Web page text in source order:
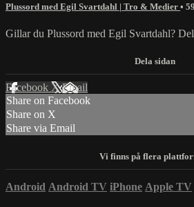
Plussord med Egil Svartdahl | Tro & Medier •
Gillar du Plussord med Egil Svartdahl?
Facebook XEmail
Share on Facebook
Share on X
Share via Email
Android Android TV iPhone Apple TV